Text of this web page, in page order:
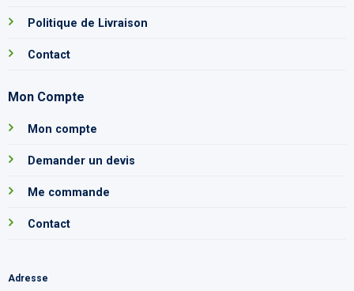
Politique de Livraison
Contact
Mon Compte
Mon compte
Demander un devis
Me commande
Contact
Adresse